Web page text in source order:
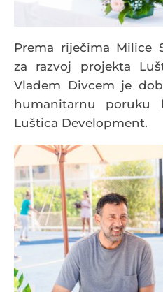
Prema riječima Milice
za razvoj projekta
Vladem Divcem je
humanitarnu poruku
Luštica Development.